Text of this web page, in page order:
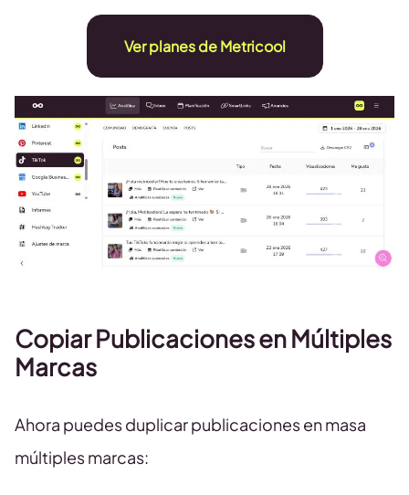
Ver planes de Metricool
Copiar Publicaciones en Múltiples
Marcas
Ahora puedes duplicar publicaciones en masa
múltiples marcas: